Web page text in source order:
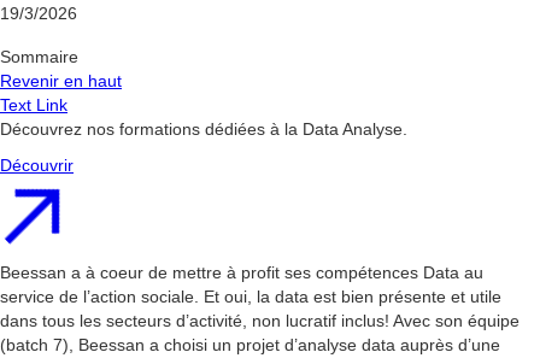
19/3/2026
Sommaire
Revenir en haut
Text Link
Découvrez nos formations dédiées à la Data Analyse.
Découvrir
Beessan a à coeur de mettre à profit ses compétences Data au
service de l’action sociale. Et oui, la data est bien présente et utile
dans tous les secteurs d’activité, non lucratif inclus! Avec son équipe
(batch 7), Beessan a choisi un projet d’analyse data auprès d’une